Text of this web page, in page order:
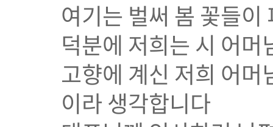
여기는 벌써 봄 꽃들
덕분에 저희는 시 어
고향에 계신 저희 어
이라 생각합니다